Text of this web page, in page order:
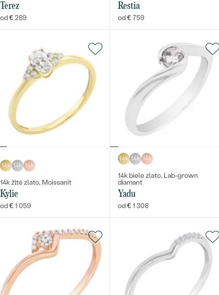
Terez
od € 289
Restia
od € 759
14k 14k 14k
14k žlté zlato, Moissanit
Kylie
od € 1 059
14k 14k 14k
14k biele zlato, Lab-grown
diamant
Yadu
od € 1 308